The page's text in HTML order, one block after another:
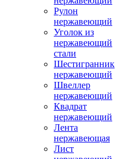
Рулон
нержавеющий
Уголок из
нержавеющий
стали
Шестигранник
нержавеющий
Швеллер
нержавеющий
Квадрат
нержавеющий
Лента
нержавеющая
Лист